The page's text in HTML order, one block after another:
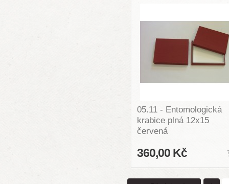
05.11 - Entomologická
krabice plná 12x15
červená
360,00 Kč